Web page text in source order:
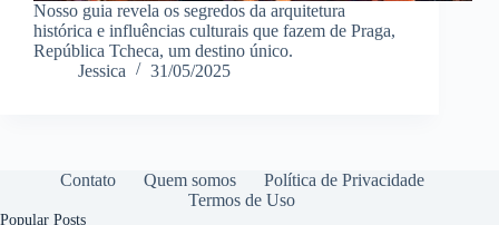
Nosso guia revela os segredos da arquitetura
histórica e influências culturais que fazem de Praga,
República Tcheca, um destino único.
Jessica
31/05/2025
Contato Quem somos
Política de Privacidade
Termos de Uso
Popular Posts